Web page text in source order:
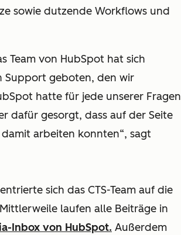
sowie dutzende Workflows und
Team von HubSpot hat sich
Support geboten, den wir
hatte für jede unserer Fragen
dafür gesorgt, dass auf der Seite
arbeiten konnten“, sagt
sich das CTS-Team auf die
laufen alle Beiträge in
Inbox von HubSpot. Außerdem